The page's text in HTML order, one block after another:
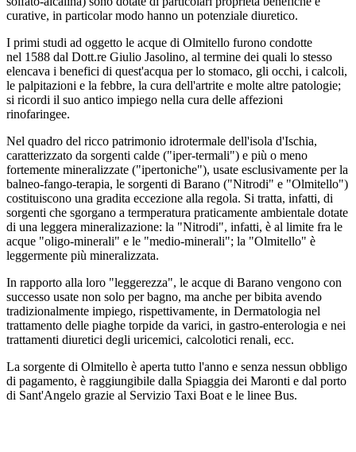
curative, in particolar modo hanno un potenziale diuretico.
I primi studi ad oggetto le acque di Olmitello furono condotte
nel 1588 dal Dott.re Giulio Jasolino, al termine dei quali lo stesso
elencava i benefici di quest'acqua per lo stomaco, gli occhi, i calcoli,
le palpitazioni e la febbre, la cura dell'artrite e molte altre patologie;
si ricordi il suo antico impiego nella cura delle affezioni
rinofaringee.
Nel quadro del ricco patrimonio idrotermale dell'isola d'Ischia,
caratterizzato da sorgenti calde ("iper-termali") e più o meno
fortemente mineralizzate ("ipertoniche"), usate esclusivamente per la
balneo-fango-terapia, le sorgenti di Barano ("Nitrodi" e "Olmitello")
costituiscono una gradita eccezione alla regola. Si tratta, infatti, di
sorgenti che sgorgano a termperatura praticamente ambientale dotate
di una leggera mineralizazione: la "Nitrodi", infatti, è al limite fra le
acque "oligo-minerali" e le "medio-minerali"; la "Olmitello" è
leggermente più mineralizzata.
In rapporto alla loro "leggerezza", le acque di Barano vengono con
successo usate non solo per bagno, ma anche per bibita avendo
tradizionalmente impiego, rispettivamente, in Dermatologia nel
trattamento delle piaghe torpide da varici, in gastro-enterologia e nei
trattamenti diuretici degli uricemici, calcolotici renali, ecc.
La sorgente di Olmitello è aperta tutto l'anno e senza nessun obbligo
di pagamento, è raggiungibile dalla Spiaggia dei Maronti e dal porto
di Sant'Angelo grazie al Servizio Taxi Boat e le linee Bus.